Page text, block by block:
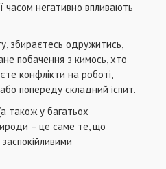
часом негативно впливають
збираєтесь одружитись,
побачення з кимось, хто
конфлікти на роботі,
попереду складний іспит.
також у багатьох
– це саме те, що